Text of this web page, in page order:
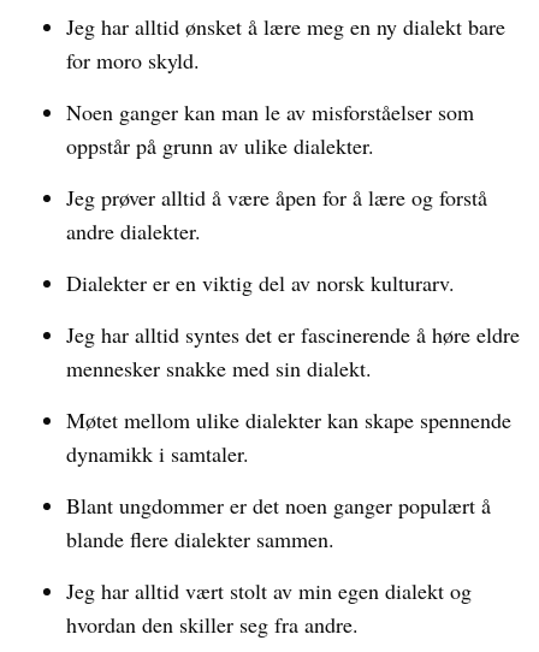
Jeg har alltid ønsket å lære meg en ny dialekt bare
for moro skyld.
Noen ganger kan man le av misforståelser som
oppstår på grunn av ulike dialekter.
Jeg prøver alltid å være åpen for å lære og forstå
andre dialekter.
Dialekter er en viktig del av norsk kulturarv.
Jeg har alltid syntes det er fascinerende å høre eldre
mennesker snakke med sin dialekt.
Møtet mellom ulike dialekter kan skape spennende
dynamikk i samtaler.
Blant ungdommer er det noen ganger populært å
blande flere dialekter sammen.
Jeg har alltid vært stolt av min egen dialekt og
hvordan den skiller seg fra andre.